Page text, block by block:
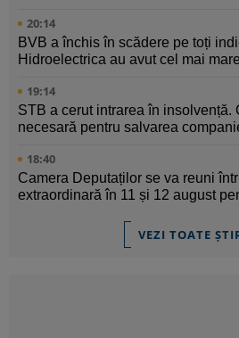
20:14
BVB a închis în scădere pe toți
Hidroelectrica au avut cel mai
19:14
STB a cerut intrarea în insolvență.
necesară pentru salvarea
18:40
Camera Deputaților se va reuni
extraordinară în 11 și 12 august
VEZI TOATE